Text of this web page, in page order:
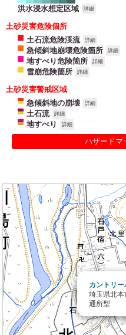
洪水浸水想定区域 詳細
土砂災害危険個所
土石流危険渓流
詳細
急傾斜地崩壊危険箇所 詳細
地すべり危険箇所 詳細
雪崩危険箇所 詳細
土砂災害警戒区域
急傾斜地の崩壊
詳細
土石流 詳細
地すべり 詳細
ハザードマ
カントリ
埼玉県北
通所型